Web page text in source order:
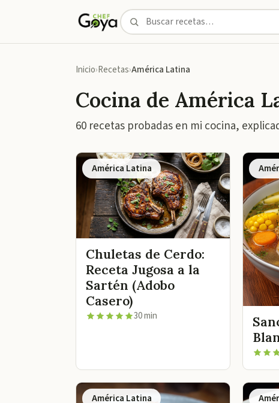
Inicio Recetas América Latina
Cocina de América
60 recetas probadas en mi cocina,
América Latina
Chuletas de Cerdo:
Receta Jugosa a la
Sartén (Adobo
Casero)
30 min
América Latina